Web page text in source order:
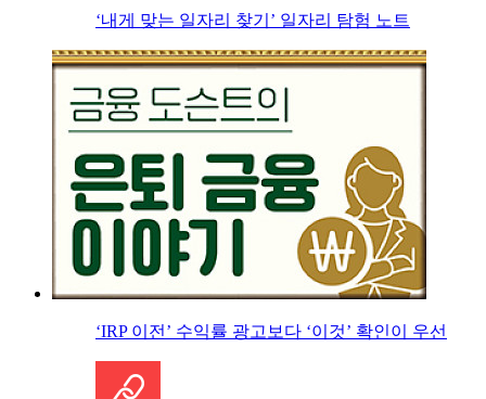
‘내게 맞는 일자리 찾기’ 일자리 탐험 노트
‘IRP 이전’ 수익률 광고보다 ‘이것’ 확인이 우선